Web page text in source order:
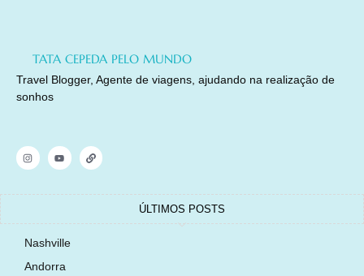
TATA CEPEDA PELO MUNDO
Travel Blogger, Agente de viagens, ajudando na realização de
sonhos
ÚLTIMOS POSTS
Nashville
Andorra